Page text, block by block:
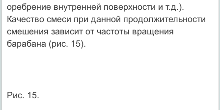
оребрение внутренней поверхности и т.д.).
Качество смеси при данной продолжительности
смешения зависит от частоты вращения
барабана (рис. 15).
Рис. 15.